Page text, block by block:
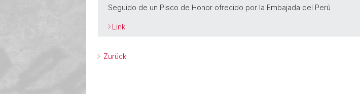
Seguido de un Pisco de Honor ofrecido por la Embajada del Perú
Link
Zurück